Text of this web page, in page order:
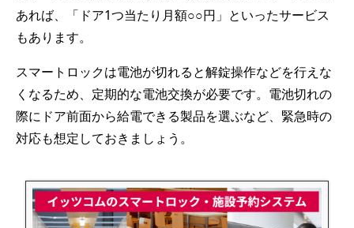
あれば、「ドア1つ当たり月額○○円」といったサービス
もあります。
スマートロックは電池が切れると解錠操作などを行えな
くなるため、定期的な電池交換が必要です。電池切れの
際にドア前面から給電できる製品を選ぶなど、緊急時の
対応も想定しておきましょう。